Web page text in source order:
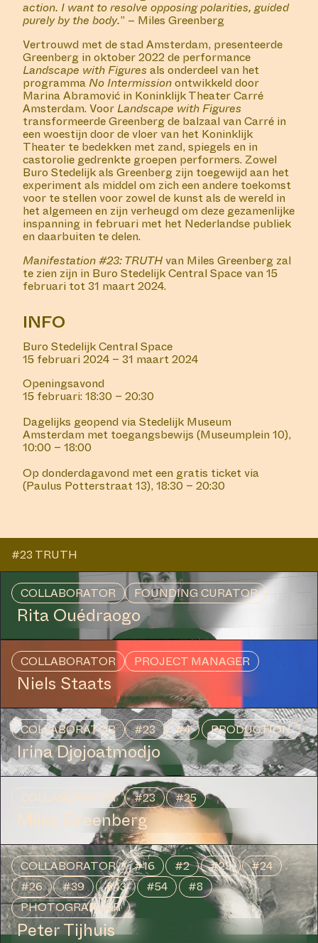
action. I want to resolve opposing polarities, guided
purely by the body.” – Miles Greenberg
Vertrouwd met de stad Amsterdam, presenteerde
Greenberg in oktober 2022 de performance
Landscape with Figuresals onderdeel van het
programma No Intermissionontwikkeld door
Marina Abramović in Koninklijk Theater Carré
Amsterdam. Voor Landscape with Figures
transformeerde Greenberg de balzaal van Carré in
een woestijn door de vloer van het Koninklijk
Theater te bedekken met zand, spiegels en in
castorolie gedrenkte groepen performers. Zowel
Buro Stedelijk als Greenberg zijn toegewijd aan het
experiment als middel om zich een andere toekomst
voor te stellen voor zowel de kunst als de wereld in
het algemeen en zijn verheugd om deze gezamenlijke
inspanning in februari met het Nederlandse publiek
en daarbuiten te delen.
Manifestation #23: TRUTHvan Miles Greenberg zal
te zien zijn in Buro Stedelijk Central Space van 15
februari tot 31 maart 2024.
INFO
Buro Stedelijk Central Space
15 februari 2024 – 31 maart 2024
Openingsavond
15 februari: 18:30 – 20:30
Dagelijks geopend via Stedelijk Museum
Amsterdam met toegangsbewijs (Museumplein 10),
10:00 – 18:00
Op donderdagavond met een gratis ticket via
(Paulus Potterstraat 13), 18:30 – 20:30
#23 TRUTH
COLLABORATOR FOUNDING CURATOR
Rita Ouédraogo
COLLABORATOR PROJECT MANAGER
Niels Staats
COLLABORATOR #23 #4 PRODUCTION
Irina Djojoatmodjo
COLLABORATOR #23 #25
Miles Greenberg
COLLABORATOR #16 #2 #23
#24
#26
#39 #43 #54
#8
PHOTOGRAPHER
Peter Tijhuis